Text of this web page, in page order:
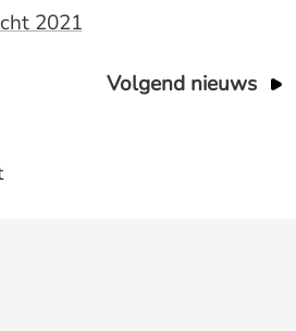
2021
Volgend nieuws